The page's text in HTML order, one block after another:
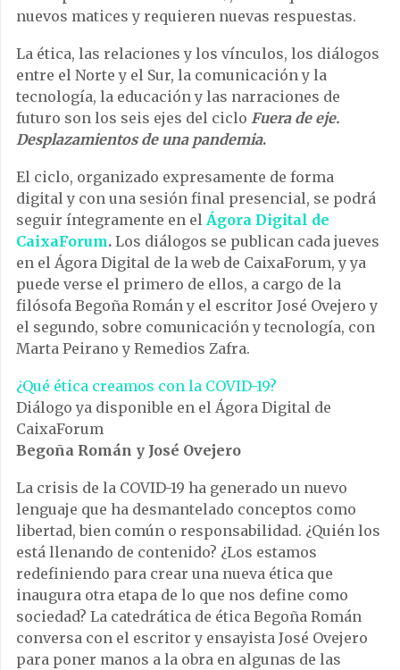
nuevos matices y requieren nuevas respuestas.
La ética, las relaciones y los vínculos, los diálogos
entre el Norte y el Sur, la comunicación y la
tecnología, la educación y las narraciones de
futuro son los seis ejes del ciclo Fuera de eje.
Desplazamientos de una pandemia.
El ciclo, organizado expresamente de forma
digital y con una sesión final presencial, se podrá
seguir íntegramente en el Ágora Digital de
CaixaForum. Los diálogos se publican cada jueves
en el Ágora Digital de la web de CaixaForum, y ya
puede verse el primero de ellos, a cargo de la
filósofa Begoña Román y el escritor José Ovejero y
el segundo, sobre comunicación y tecnología, con
Marta Peirano y Remedios Zafra.
¿Qué ética creamos con la COVID-19?
Diálogo ya disponible en el Ágora Digital de
CaixaForum
Begoña Román y José Ovejero
La crisis de la COVID-19 ha generado un nuevo
lenguaje que ha desmantelado conceptos como
libertad, bien común o responsabilidad. ¿Quién los
está llenando de contenido? ¿Los estamos
redefiniendo para crear una nueva ética que
inaugura otra etapa de lo que nos define como
sociedad? La catedrática de ética Begoña Román
conversa con el escritor y ensayista José Ovejero
para poner manos a la obra en algunas de las